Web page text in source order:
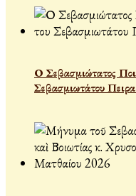
Ο Σεβασμιώτατος
Σεβασμιωτάτου